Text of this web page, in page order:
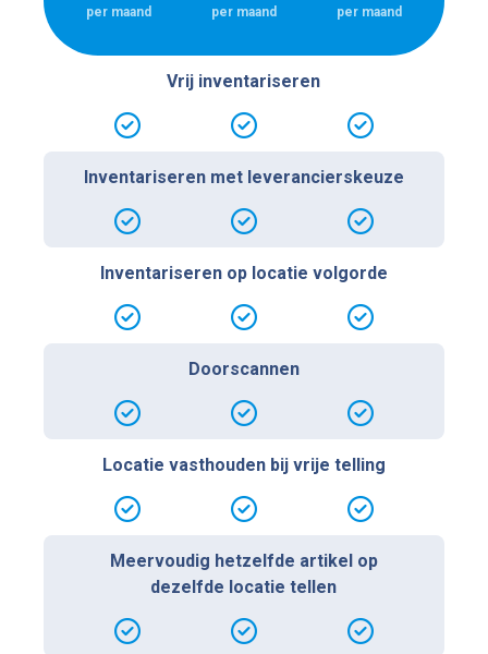
per maand per maand per maand
Vrij inventariseren
Inventariseren met leverancierskeuze
Inventariseren op locatie volgorde
Doorscannen
Locatie vasthouden bij vrije telling
Meervoudig hetzelfde artikel op
dezelfde locatie tellen